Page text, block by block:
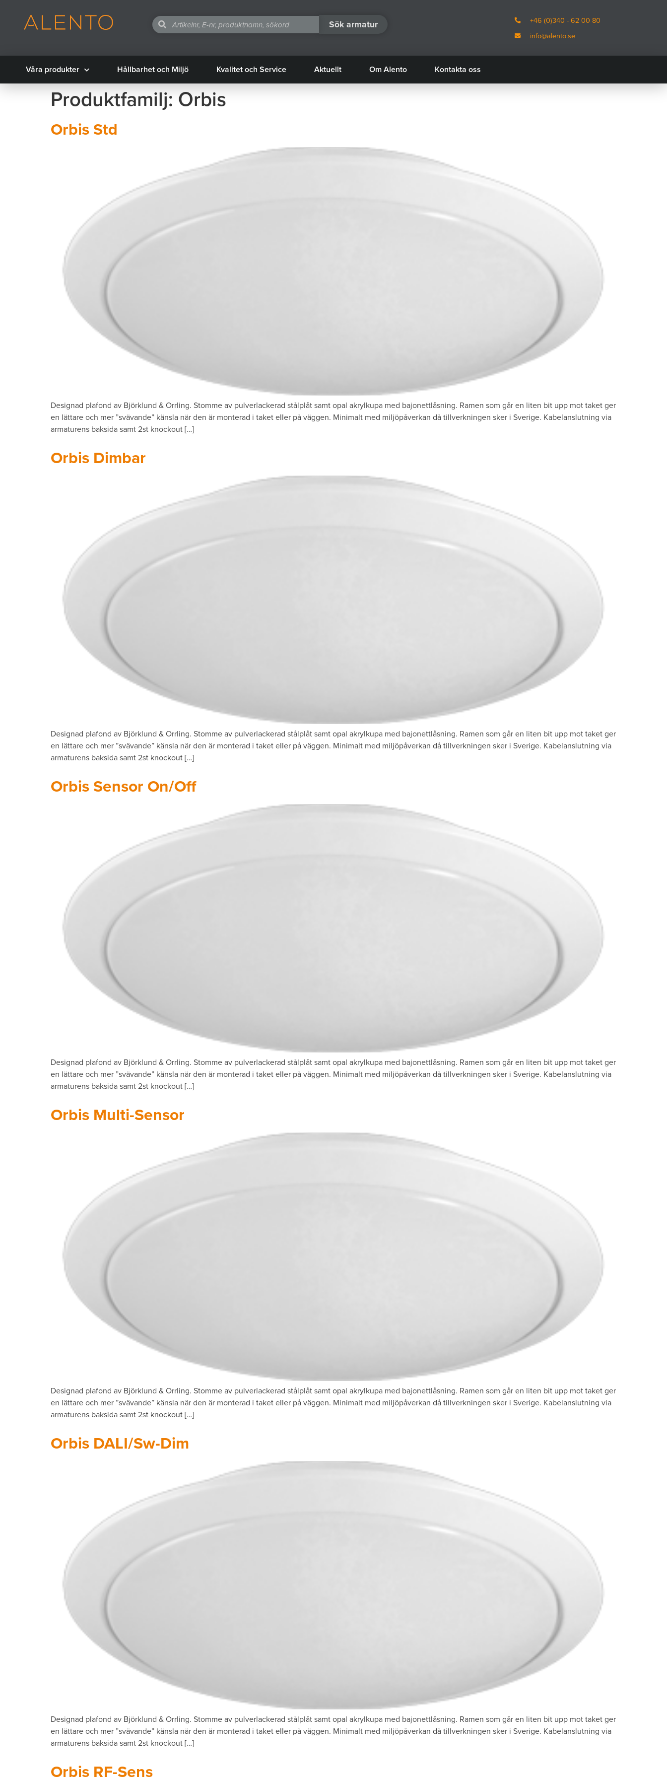
Sök armatur
+46 (0)340 - 62 00 80
info@alento.se
Våra produkter Hållbarhet och Miljö Kvalitet och Service Aktuellt Om Alento Kontakta oss
Produktfamilj:Orbis
Orbis Std
Designad plafond av Björklund & Orrling. Stomme av pulverlackerad stålplåt samt opal akrylkupa med bajonettlåsning. Ramen som går en liten bit upp mot taket ger
en lättare och mer ”svävande” känsla när den är monterad i taket eller på väggen. Minimalt med miljöpåverkan då tillverkningen sker i Sverige. Kabelanslutning via
armaturens baksida samt 2st knockout […]
Orbis Dimbar
Designad plafond av Björklund & Orrling. Stomme av pulverlackerad stålplåt samt opal akrylkupa med bajonettlåsning. Ramen som går en liten bit upp mot taket ger
en lättare och mer ”svävande” känsla när den är monterad i taket eller på väggen. Minimalt med miljöpåverkan då tillverkningen sker i Sverige. Kabelanslutning via
armaturens baksida samt 2st knockout […]
Orbis Sensor On/Off
Designad plafond av Björklund & Orrling. Stomme av pulverlackerad stålplåt samt opal akrylkupa med bajonettlåsning. Ramen som går en liten bit upp mot taket ger
en lättare och mer ”svävande” känsla när den är monterad i taket eller på väggen. Minimalt med miljöpåverkan då tillverkningen sker i Sverige. Kabelanslutning via
armaturens baksida samt 2st knockout […]
Orbis Multi-Sensor
Designad plafond av Björklund & Orrling. Stomme av pulverlackerad stålplåt samt opal akrylkupa med bajonettlåsning. Ramen som går en liten bit upp mot taket ger
en lättare och mer ”svävande” känsla när den är monterad i taket eller på väggen. Minimalt med miljöpåverkan då tillverkningen sker i Sverige. Kabelanslutning via
armaturens baksida samt 2st knockout […]
Orbis DALI/Sw-Dim
Designad plafond av Björklund & Orrling. Stomme av pulverlackerad stålplåt samt opal akrylkupa med bajonettlåsning. Ramen som går en liten bit upp mot taket ger
en lättare och mer ”svävande” känsla när den är monterad i taket eller på väggen. Minimalt med miljöpåverkan då tillverkningen sker i Sverige. Kabelanslutning via
armaturens baksida samt 2st knockout […]
Orbis RF-Sens